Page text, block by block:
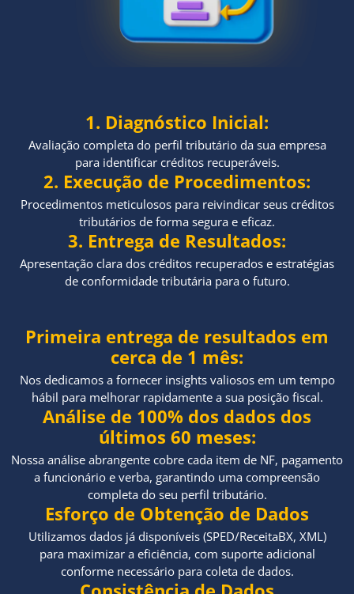
1. Diagnóstico Inicial:
Avaliação completa do perfil tributário da sua empresa
para identificar créditos recuperáveis.
2. Execução de Procedimentos:
Procedimentos meticulosos para reivindicar seus créditos
tributários de forma segura e eficaz.
3. Entrega de Resultados:
Apresentação clara dos créditos recuperados e estratégias
de conformidade tributária para o futuro.
Primeira entrega de resultados em
cerca de 1 mês:
Nos dedicamos a fornecer insights valiosos em um tempo
hábil para melhorar rapidamente a sua posição fiscal.
Análise de 100% dos dados dos
últimos 60 meses:
Nossa análise abrangente cobre cada item de NF, pagamento
a funcionário e verba, garantindo uma compreensão
completa do seu perfil tributário.
Esforço de Obtenção de Dados
Utilizamos dados já disponíveis (SPED/ReceitaBX, XML)
para maximizar a eficiência, com suporte adicional
conforme necessário para coleta de dados.